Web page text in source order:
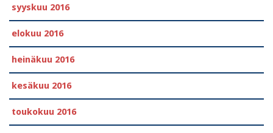
syyskuu 2016
elokuu 2016
heinäkuu 2016
kesäkuu 2016
toukokuu 2016